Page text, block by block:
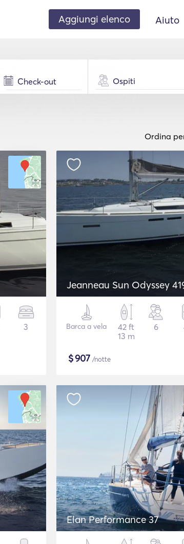
Aggiungi elenco Aiuto
Ospiti
Ordina
3
Jeanneau Sun Odyssey
Barca a vela
42 ft
13 m
6
$907 /notte
Elan Performance 37